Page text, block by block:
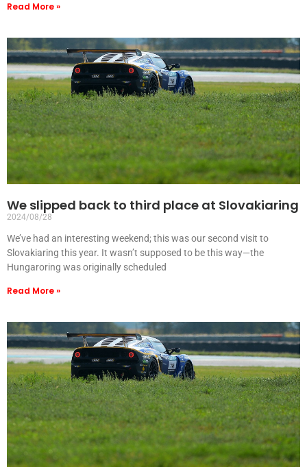
Read More »
We slipped back to third place at Slovakiaring
2024/08/28
We’ve had an interesting weekend; this was our second visit to
Slovakiaring this year. It wasn’t supposed to be this way—the
Hungaroring was originally scheduled
Read More »